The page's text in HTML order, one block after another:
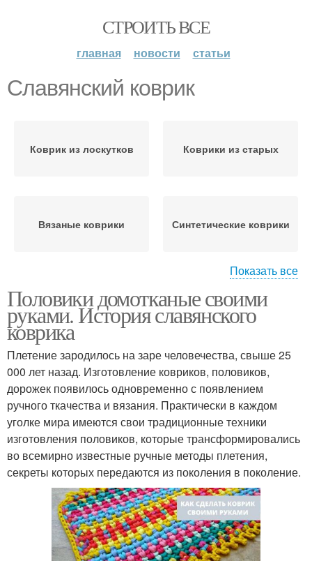
СТРОИТЬ ВСЕ
главная новости статьи
Славянский коврик
Коврик из лоскутков Коврики из старых
Вязаные коврики Синтетические коврики
пряжи
Овальный коврик
Круглый коврик Красивый коврик
Коврик из старых
Показать все
Половики домотканые своими
руками. История славянского
коврика
Плетение зародилось на заре человечества, свыше 25
000 лет назад. Изготовление ковриков, половиков,
дорожек появилось одновременно с появлением
ручного ткачества и вязания. Практически в каждом
уголке мира имеются свои традиционные техники
изготовления половиков, которые трансформировались
во всемирно известные ручные методы плетения,
секреты которых передаются из поколения в поколение.